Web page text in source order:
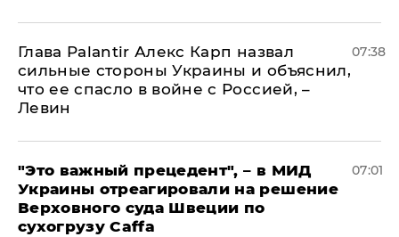
Глава Palantir Алекс Карп назвал
сильные стороны Украины и объяснил,
что ее спасло в войне с Россией, –
Левин
07:38
"Это важный прецедент", – в МИД
Украины отреагировали на решение
Верховного суда Швеции по
сухогрузу Caffa
07:01